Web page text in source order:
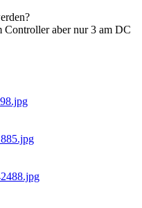
Controller aber nur 3 am DC